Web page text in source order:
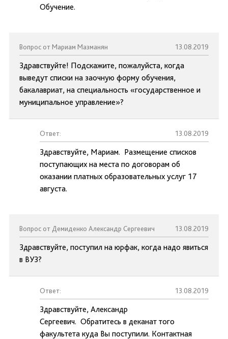
Обучение.
Вопрос от Мариам Мазманян 13.08.2019
Здравствуйте! Подскажите, пожалуйста, когда
выведут списки на заочную форму обучения,
бакалавриат, на специальность «государственное и
муниципальное управление»?
Ответ: 13.08.2019
Здравствуйте, Мариам. Размещение списков
поступающих на места по договорам об
оказании платных образовательных услуг 17
августа.
Вопрос от Демиденко Александр Сергеевич 13.08.2019
Здравствуйте, поступил на юрфак, когда надо явиться
в ВУЗ?
Ответ: 13.08.2019
Здравствуйте, Александр
Сергеевич. Обратитесь в деканат того
факультета куда Вы поступили. Контактная